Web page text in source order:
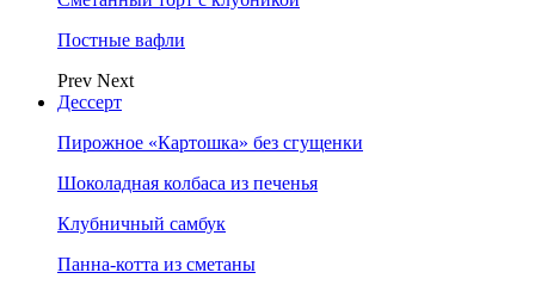
Постные вафли
Prev Next
Дессерт
Пирожное «Картошка» без сгущенки
Шоколадная колбаса из печенья
Клубничный самбук
Панна-котта из сметаны